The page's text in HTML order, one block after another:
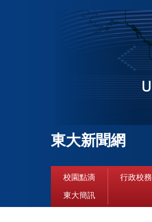
東大新聞網
校園點滴 行政校務
東大簡訊